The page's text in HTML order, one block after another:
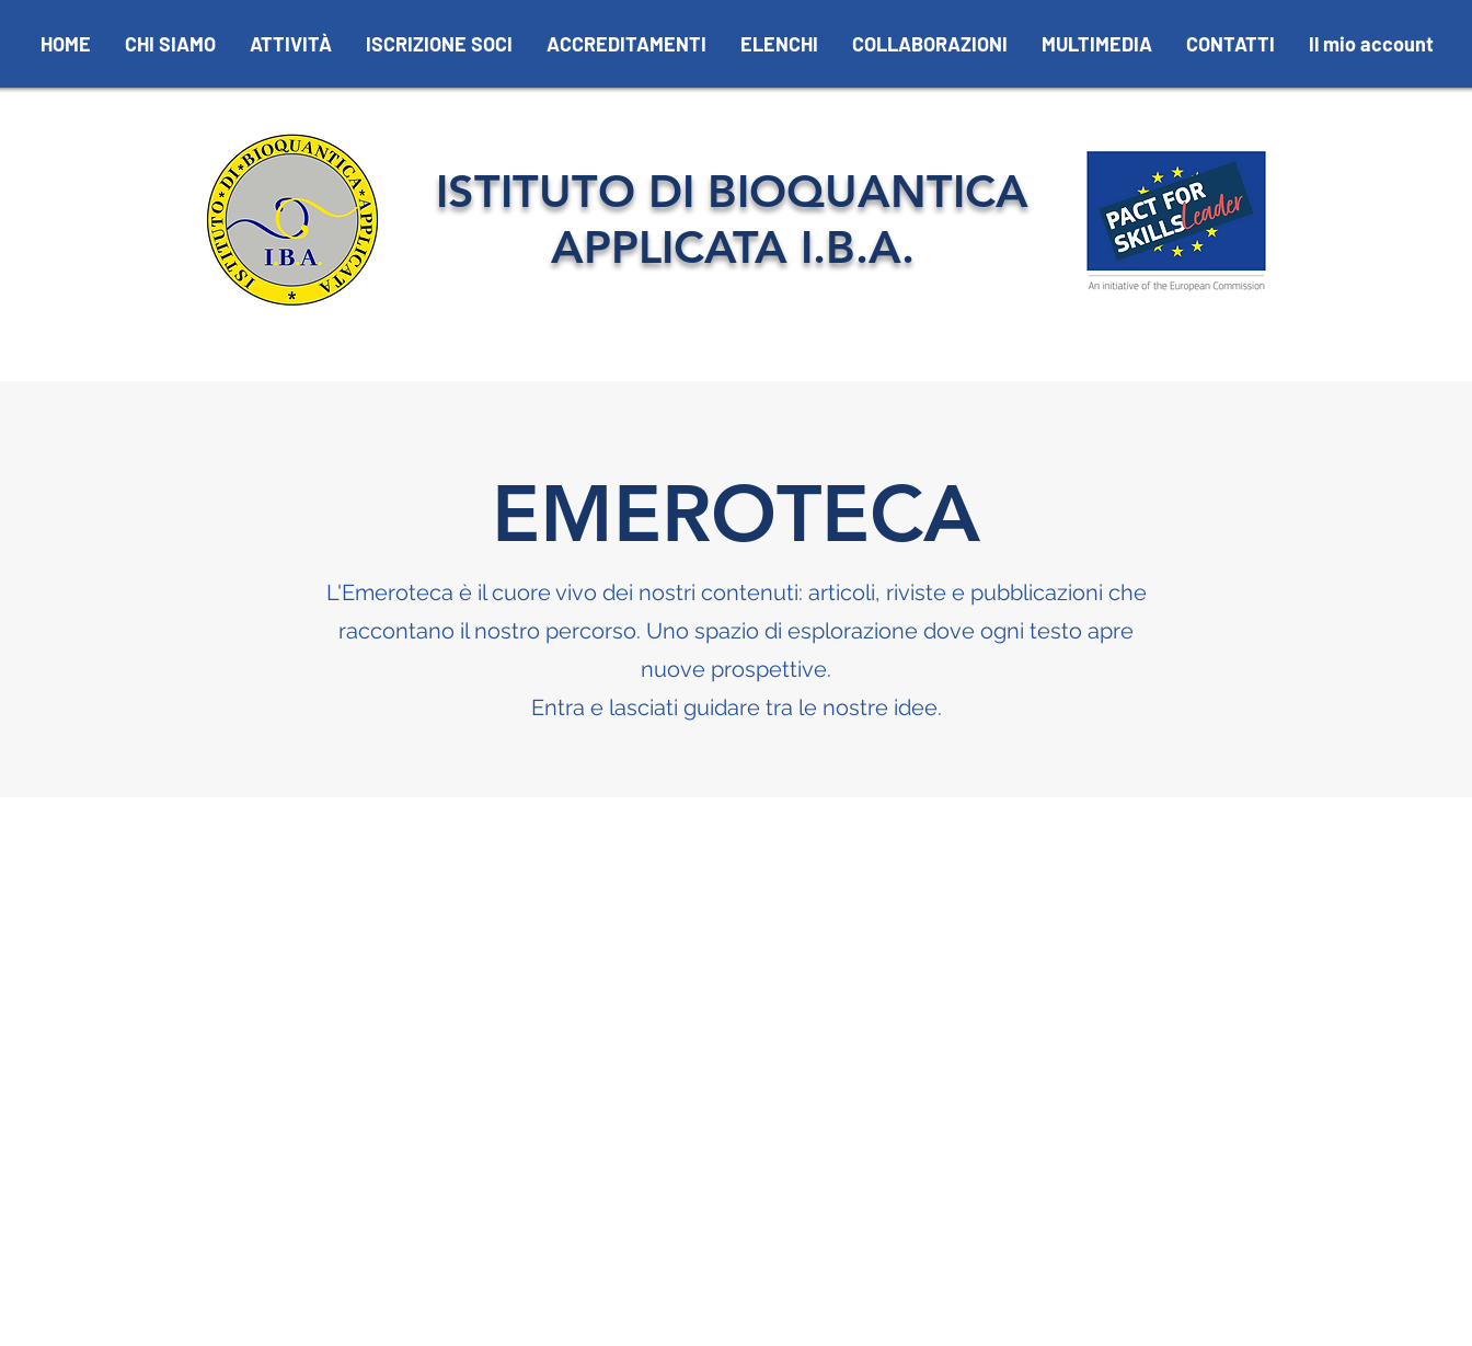
HOME CHI SIAMO ATTIVITÀ ISCRIZIONE SOCI ACCREDITAMENTI ELENCHI COLLABORAZIONI MULTIMEDIA CONTATTI Il mio account
ISTITUTO DI BIOQUANTICA
APPLICATA I.B.A.
EMEROTECA
L'Emeroteca è il cuore vivo dei nostri contenuti: articoli, riviste e pubblicazioni che
raccontano il nostro percorso. Uno spazio di esplorazione dove ogni testo apre
nuove prospettive.
Entra e lasciati guidare tra le nostre idee.